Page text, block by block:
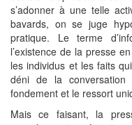
s’adonner à une telle
bavards, on se juge
pratique. Le terme
l’existence de la presse
les individus et les faits
déni de la conversation
fondement et le ressort
Mais ce faisant, la